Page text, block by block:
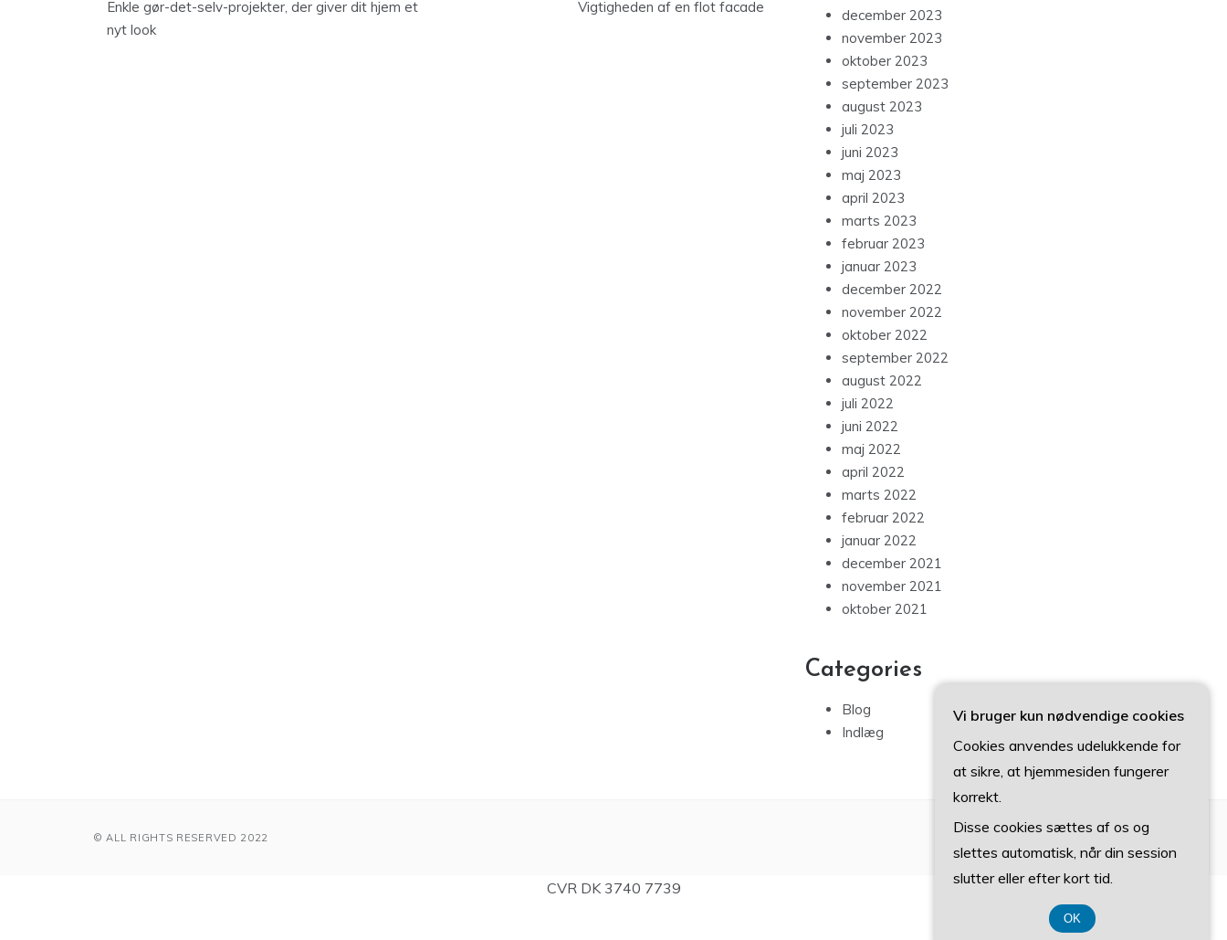
Enkle gør-det-selv-projekter, der giver dit hjem et
nyt look
Vigtigheden af en flot facade
december 2023
november 2023
oktober 2023
september 2023
august 2023
juli 2023
juni 2023
maj 2023
april 2023
marts 2023
februar 2023
januar 2023
december 2022
november 2022
oktober 2022
september 2022
august 2022
juli 2022
juni 2022
maj 2022
april 2022
marts 2022
februar 2022
januar 2022
december 2021
november 2021
oktober 2021
Categories
Blog
Indlæg
© ALL RIGHTS RESERVED 2022
CVR DK 3740 7739
Vi bruger kun nødvendige cookies
Cookies anvendes udelukkende for
at sikre, at hjemmesiden fungerer
korrekt.
Disse cookies sættes af os og
slettes automatisk, når din session
slutter eller efter kort tid.
OK